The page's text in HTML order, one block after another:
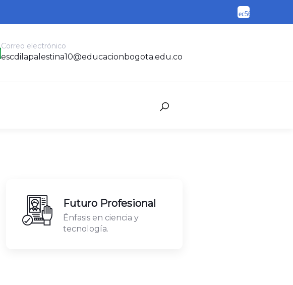
Correo electrónico
escdilapalestina10@educacionbogota.edu.co
Futuro Profesional
Énfasis en ciencia y
tecnología.